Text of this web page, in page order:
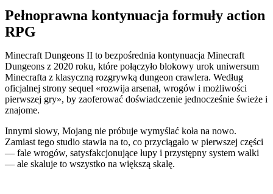
Pełnoprawna kontynuacja formuły action
RPG
Minecraft Dungeons II to bezpośrednia kontynuacja Minecraft
Dungeons z 2020 roku, które połączyło blokowy urok uniwersum
Minecrafta z klasyczną rozgrywką dungeon crawlera. Według
oficjalnej strony sequel «rozwija arsenał, wrogów i możliwości
pierwszej gry», by zaoferować doświadczenie jednocześnie świeże i
znajome.
Innymi słowy, Mojang nie próbuje wymyślać koła na nowo.
Zamiast tego studio stawia na to, co przyciągało w pierwszej części
— fale wrogów, satysfakcjonujące łupy i przystępny system walki
— ale skaluje to wszystko na większą skalę.